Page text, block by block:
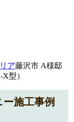
ア藤沢市 A様邸
型）
施工事例